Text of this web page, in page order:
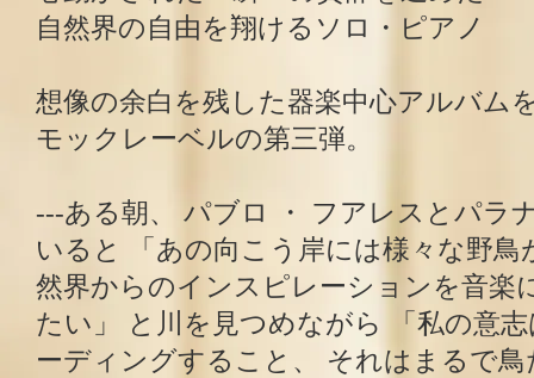
自然界の自由を翔けるソロ・ピアノ
想像の余白を残した器楽中心アルバム
モックレーベルの第三弾。
---ある朝、 パブロ ・ フアレスとパラ
いると 「あの向こう岸には様々な野鳥
然界からのインスピレーションを音楽
たい」 と川を見つめながら 「私の意
ーディングすること、 それはまるで